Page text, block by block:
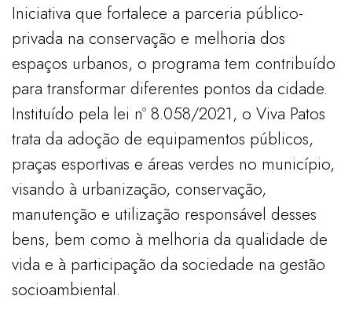
Iniciativa que fortalece a parceria público-
privada na conservação e melhoria dos
espaços urbanos, o programa tem contribuído
para transformar diferentes pontos da cidade.
Instituído pela lei nº 8.058/2021, o Viva Patos
trata da adoção de equipamentos públicos,
praças esportivas e áreas verdes no município,
visando à urbanização, conservação,
manutenção e utilização responsável desses
bens, bem como à melhoria da qualidade de
vida e à participação da sociedade na gestão
socioambiental.